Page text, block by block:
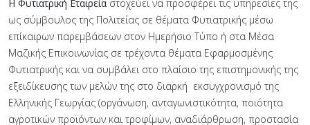
Η Φυτιατρική Εταιρεία στοχεύει να προσφέρει τις υπηρεσίες της
ως σύμβουλος της Πολιτείας σε θέματα Φυτιατρικής μέσω
επίκαιρων παρεμβάσεων στον Ημερήσιο Τύπο ή στα Μέσα
Μαζικής Επικοινωνίας σε τρέχοντα θέματα Εφαρμοσμένης
Φυτιατρικής και να συμβάλει στο πλαίσιο της επιστημονικής της
εξειδίκευσης των μελών της στο διαρκή εκσυγχρονισμό της
Ελληνικής Γεωργίας (οργάνωση, ανταγωνιστικότητα, ποιότητα
αγροτικών προϊόντων και τροφίμων, αναδιάρθρωση, προστασία